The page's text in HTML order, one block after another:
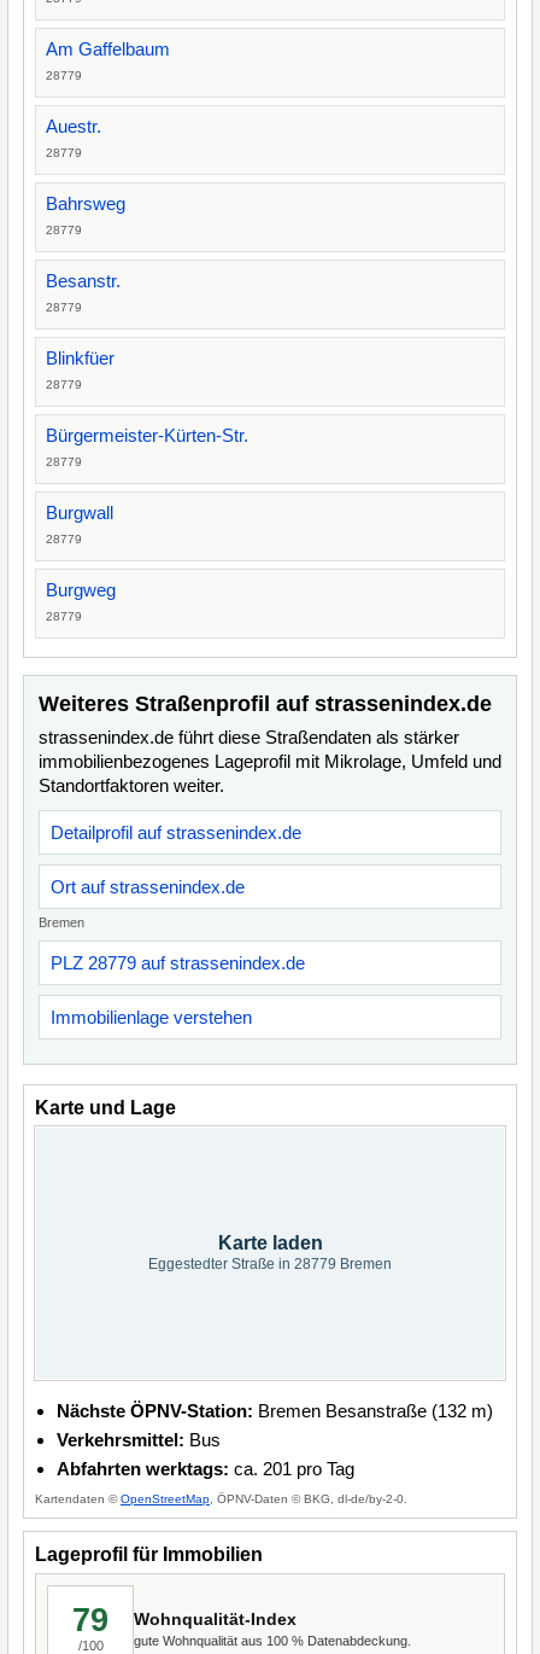
Am Gaffelbaum
28779
Auestr.
28779
Bahrsweg
28779
Besanstr.
28779
Blinkfüer
28779
Bürgermeister-Kürten-Str.
28779
Burgwall
28779
Burgweg
28779
Weiteres Straßenprofil auf strassenindex.de
strassenindex.de führt diese Straßendaten als stärker
immobilienbezogenes Lageprofil mit Mikrolage, Umfeld und
Standortfaktoren weiter.
Detailprofil auf strassenindex.de
Ort auf strassenindex.de
Bremen
PLZ 28779 auf strassenindex.de
Immobilienlage verstehen
Karte und Lage
Karte laden
Eggestedter Straße in 28779 Bremen
Nächste ÖPNV-Station: Bremen Besanstraße (132 m)
Verkehrsmittel: Bus
Abfahrten werktags: ca. 201 pro Tag
Kartendaten ©OpenStreetMap , ÖPNV-Daten © BKG, dl-de/by-2-0.
Lageprofil für Immobilien
79
/100
Wohnqualität-Index
gute Wohnqualität aus 100 % Datenabdeckung.